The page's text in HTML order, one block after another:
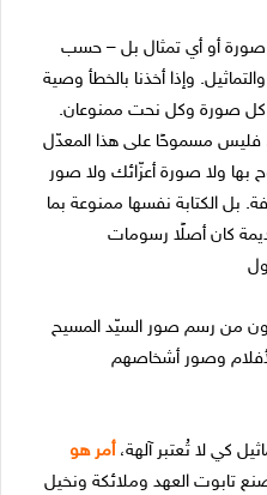
صورة أو أي تمثال بل – حسب
وإذا أخذنا بالخطأ وصية
كل صورة وكل نحت ممنوعان.
فليس مسموحًا على هذا المعدّل
ولا صورة أعزّائك ولا صور
بل الكتابة نفسها ممنوعة بما
كان أصلًا رسومات
من رسم صور السيّد المسيح
وصور أشخاصهم
أمر هو
تابوت العهد وملائكة ونخيل